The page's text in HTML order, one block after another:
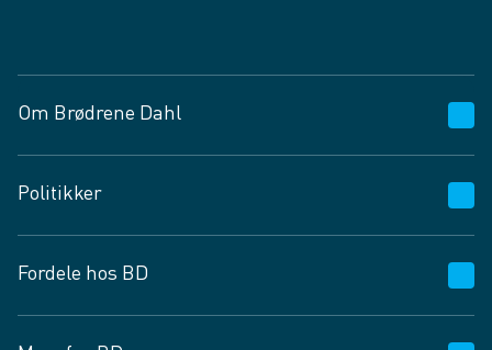
Om Brødrene Dahl
Vagttelefon 30 10 89 89
Spørgsmål og svar
Job og karriere
Fødevarekontrolrapport
Politikker
Privatlivspolitik
Cookies
Fordele hos BD